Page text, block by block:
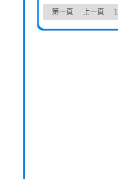
第一頁 上一頁 1